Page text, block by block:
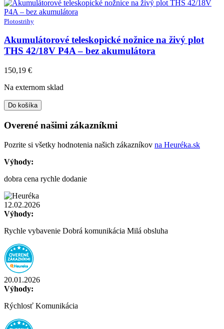
Plotostrihy
Akumulátorové teleskopické nožnice na živý plot
THS 42/18V P4A – bez akumulátora
150,19 €
Na externom sklad
Do košíka
Overené našimi zákazníkmi
Pozrite si všetky hodnotenia našich zákazníkov na Heuréka.sk
Výhody:
dobra cena rychle dodanie
12.02.2026
Výhody:
Rychle vybavenie Dobrá komunikácia Milá obsluha
20.01.2026
Výhody:
Rýchlosť Komunikácia